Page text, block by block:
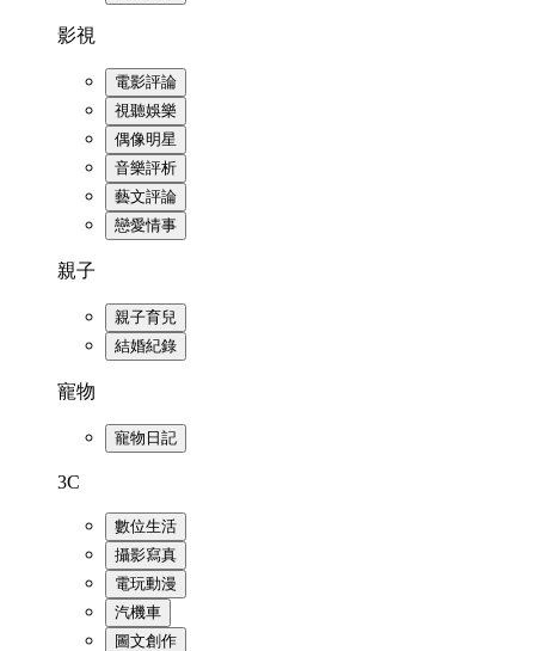
影視
電影評論
視聽娛樂
偶像明星
音樂評析
藝文評論
戀愛情事
親子
親子育兒
結婚紀錄
寵物
寵物日記
3C
數位生活
攝影寫真
電玩動漫
汽機車
圖文創作